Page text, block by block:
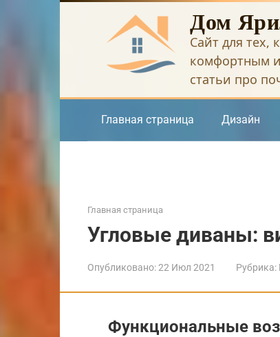
Дом
Сайт для тех,
комфортным
статьи про
Главная страница Дизайн
Главная страница
Угловые диваны:
Опубликовано:22 Июл 2021 Рубрика:
Функциональные